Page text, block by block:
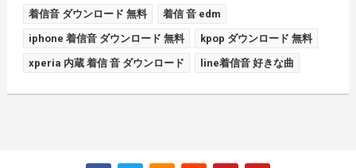
着信音 ダウンロード 無料 着信 音 edm
iphone 着信音 ダウンロード 無料 kpop ダウンロード 無料
xperia 内蔵 着信 音 ダウンロード line着信音 好きな曲